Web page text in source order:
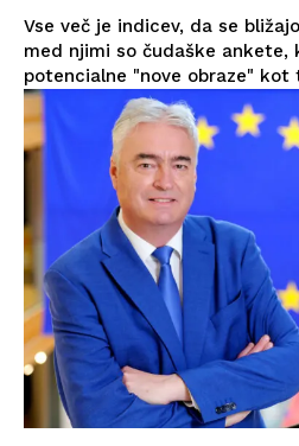
Vse več je indicev, da se
med njimi so čudaške ankete,
potencialne "nove obraze" kot